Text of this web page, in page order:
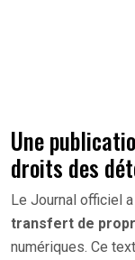
Une
droits des
Le Journal officiel
transfert de
numériques. Ce